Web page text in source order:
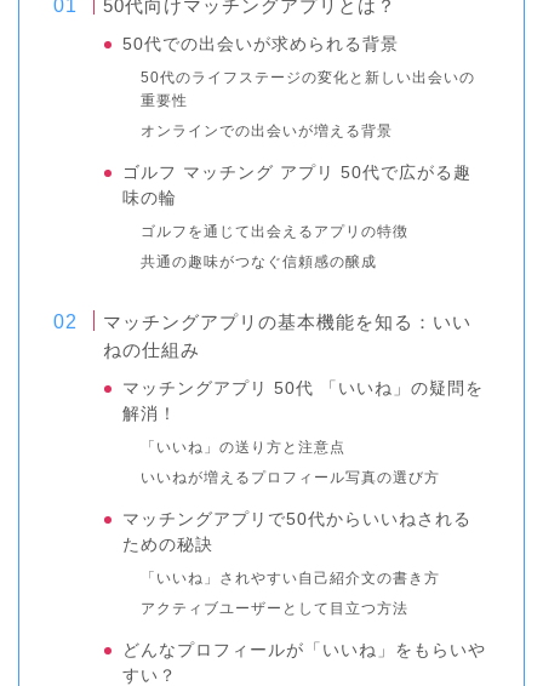
50代向けマッチングアプリとは？
50代での出会いが求められる背景
50代のライフステージの変化と新しい出会いの
重要性
オンラインでの出会いが増える背景
ゴルフ マッチング アプリ 50代で広がる趣
味の輪
ゴルフを通じて出会えるアプリの特徴
共通の趣味がつなぐ信頼感の醸成
マッチングアプリの基本機能を知る：いい
ねの仕組み
マッチングアプリ 50代 「いいね」の疑問を
解消！
「いいね」の送り方と注意点
いいねが増えるプロフィール写真の選び方
マッチングアプリで50代からいいねされる
ための秘訣
「いいね」されやすい自己紹介文の書き方
アクティブユーザーとして目立つ方法
どんなプロフィールが「いいね」をもらいや
すい？